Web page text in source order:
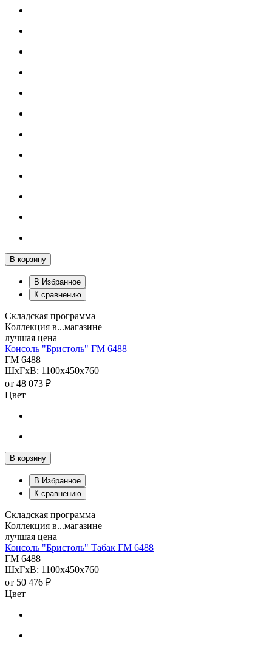
В корзину
В Избранное
К сравнению
Складская программа
Коллекция в...магазине
лучшая цена
Консоль "Бристоль" ГМ 6488
ГМ 6488
ШхГхВ: 1100х450х760
от 48 073 ₽
Цвет
В корзину
В Избранное
К сравнению
Складская программа
Коллекция в...магазине
лучшая цена
Консоль "Бристоль" Табак ГМ 6488
ГМ 6488
ШхГхВ: 1100х450х760
от 50 476 ₽
Цвет